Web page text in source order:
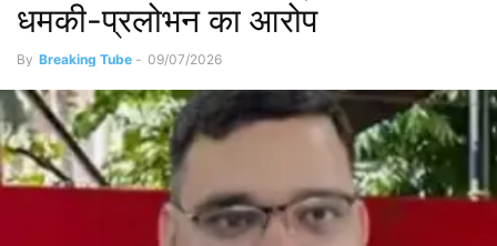
धमकी-प्रलोभन का आरोप
By Breaking Tube - 09/07/2026